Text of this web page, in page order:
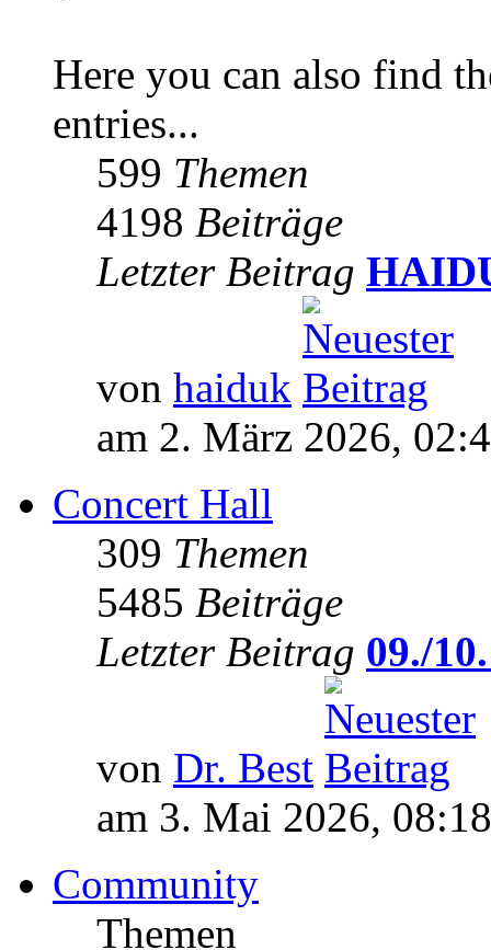
Here you can also find
entries...
599 Themen
4198 Beiträge
Letzter Beitrag
von haiduk
am 2. März 2026,
Concert Hall
309 Themen
5485 Beiträge
Letzter Beitrag 09./
von Dr. Best
am 3. Mai 2026, 08:18
Community
Themen